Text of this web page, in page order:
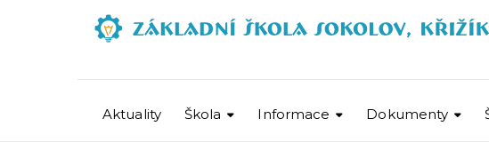
Aktuality Škola Informace Dokumenty